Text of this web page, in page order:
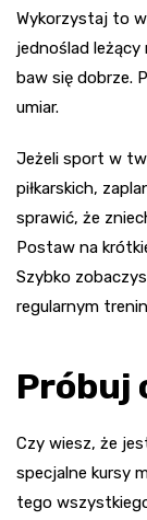
Wykorzystaj to
jednoślad
baw się dobrze.
umiar.
Jeżeli sport w
piłkarskich,
sprawić, że
Postaw na
Szybko
regularnym
Próbuj
Czy wiesz, że
specjalne kursy
tego